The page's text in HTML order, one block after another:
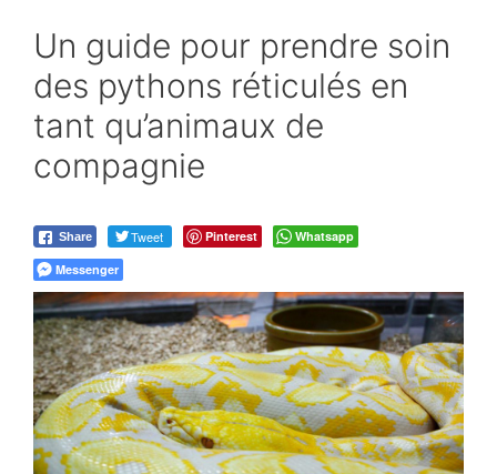
Un guide pour prendre soin
des pythons réticulés en
tant qu’animaux de
compagnie
Share Tweet Pinterest
Whatsapp
Messenger